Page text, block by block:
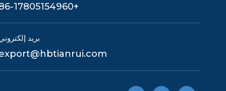
+86-17805154960
بريد